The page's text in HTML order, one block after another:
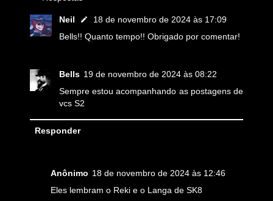
Neil
18 de novembro de 2024 às 17:09
Bells!! Quanto tempo!! Obrigado por comentar!
Bells 19 de novembro de 2024 às 08:22
Sempre estou acompanhando as postagens de
vcs S2
Responder
Anônimo 18 de novembro de 2024 às 12:46
Eles lembram o Reki e o Langa de SK8